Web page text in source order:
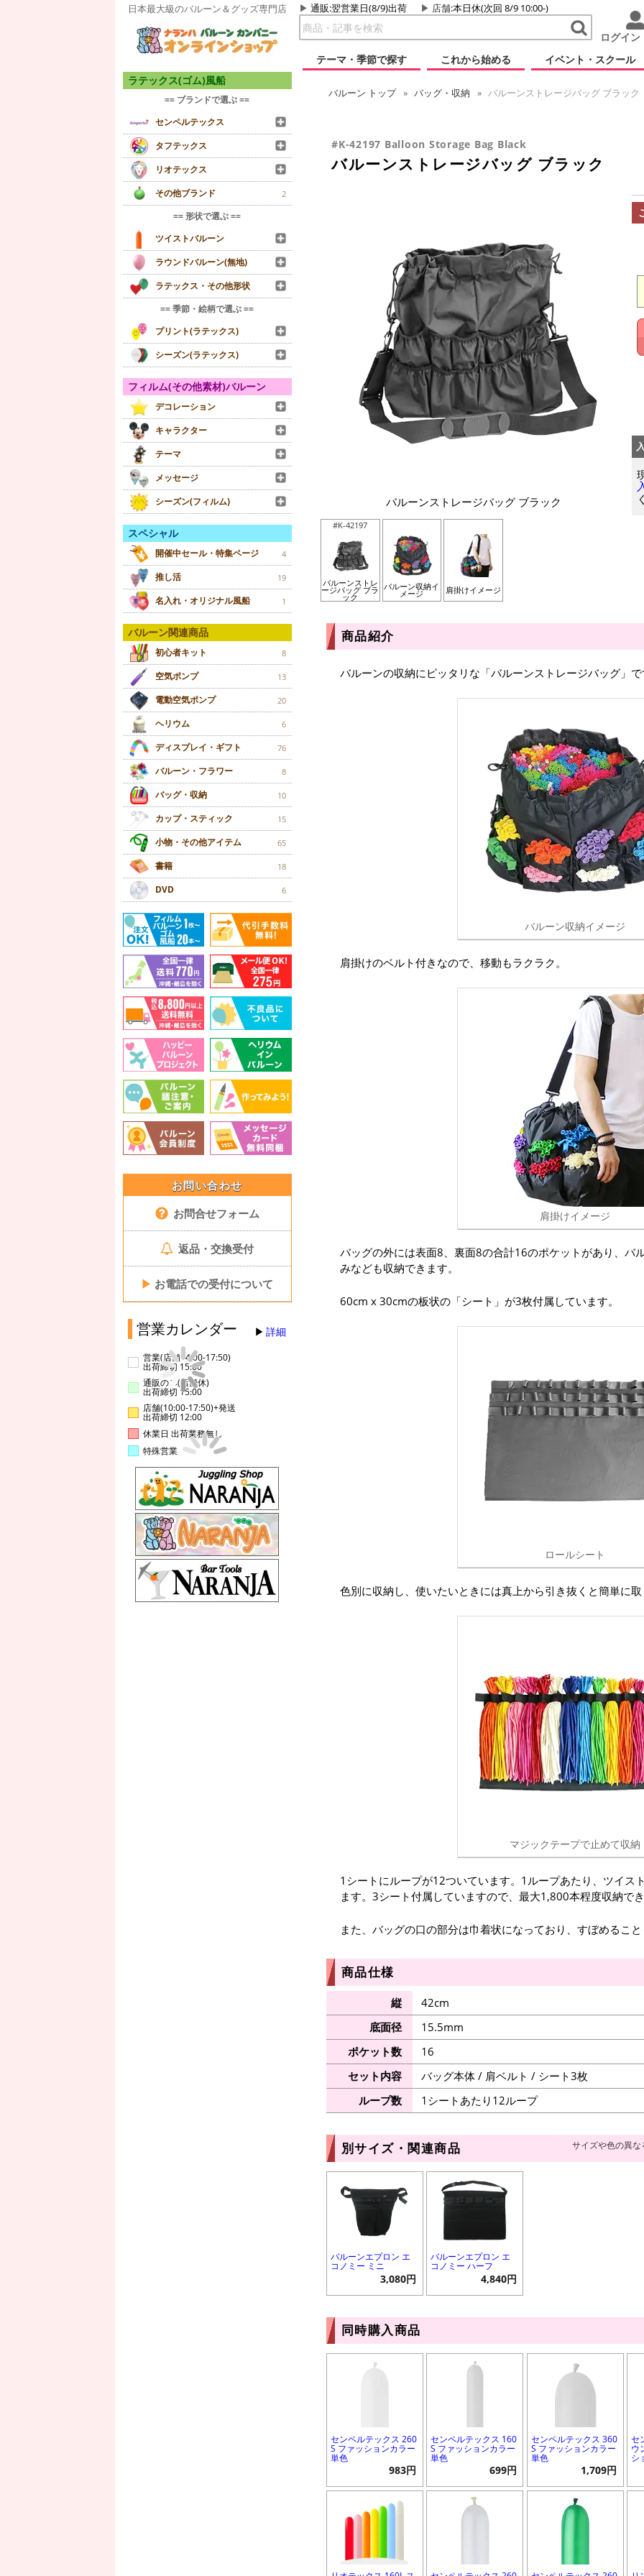
日本最大級のバルーン＆グッズ専門店 通販:翌営業日(8/9)出荷 店舗:本日休(次回 8/9 10:00-)
ログイン
テーマ・季節で探す
これから始める イベント・スクール
ラテックス(ゴム)風船
== ブランドで選ぶ ==
センペルテックス
タフテックス
リオテックス
その他ブランド
2
== 形状で選ぶ ==
ツイストバルーン
ラウンドバルーン(無地)
ラテックス・その他形状
== 季節・絵柄で選ぶ ==
プリント(ラテックス)
シーズン(ラテックス)
フィルム(その他素材)バルーン
デコレーション
キャラクター
テーマ
メッセージ
シーズン(フィルム)
スペシャル
開催中セール・特集ページ 4
推し活 19
名入れ・オリジナル風船 1
バルーン関連商品
初心者キット 8
空気ポンプ 13
電動空気ポンプ 20
ヘリウム 6
ディスプレイ・ギフト 76
バルーン・フラワー 8
バッグ・収納 10
カップ・スティック 15
小物・その他アイテム 65
書籍 18
DVD 6
お問い合わせ
お問合せフォーム
返品・交換受付
▶ お電話での受付について
営業カレンダー 詳細
営業(店舗14:00-17:50)
出荷締切 15:00
通販のみ(店舗休)
出荷締切 15:00
店舗(10:00-17:50)+発送
出荷締切 12:00
休業日 出荷業務無し
特殊営業
バルーン トップ バッグ・収納 バルーンストレージバッグ ブラック
#K-42197 Balloon Storage Bag Black
バルーンストレージバッグ ブラック
バルーンストレージバッグ ブラック
#K-42197
バルーンストレ
ージバッグ ブラ
ック
バルーン収納イ
メージ 肩掛けイメージ
商品紹介
バルーンの収納にピッタリな「バルーンストレージバッグ」
バルーン収納イメージ
肩掛けのベルト付きなので、移動もラクラク。
肩掛けイメージ
バッグの外には表面8、裏面8の合計16のポケットがあり、バ
みなども収納できます。
60cm x 30cmの板状の「シート」が3枚付属しています。
ロールシート
色別に収納し、使いたいときには真上から引き抜くと簡単に
マジックテープで止めて収納
1シートにループが12ついています。1ループあたり、ツイス
ます。3シート付属していますので、最大1,800本程度収納で
また、バッグの口の部分は巾着状になっており、すぼめるこ
商品仕様
縦
42cm
底面径
15.5mm
ポケット数
16
セット内容
バッグ本体 / 肩ベルト / シート3枚
ループ数
1シートあたり12ループ
別サイズ・関連商品 サイズや色の異
バルーンエプロン エ
コノミー ミニ
3,080円
バルーンエプロン エ
コノミー ハーフ
4,840円
同時購入商品
センペルテックス 260
S ファッションカラー
単色
983円
センペルテックス 160
S ファッションカラー
単色
699円
センペルテックス 360
S ファッションカラー
単色
1,709円
セ
ウ
シ